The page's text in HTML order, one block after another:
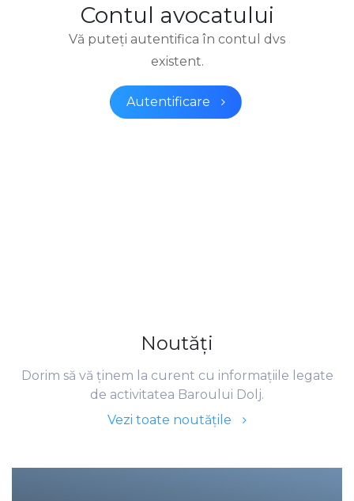
Contul avocatului
Vă puteţi autentifica în contul dvs
existent.
Autentificare
Noutăţi
Dorim să vă ţinem la curent cu informaţiile legate
de activitatea Baroului Dolj.
Vezi toate noutăţile